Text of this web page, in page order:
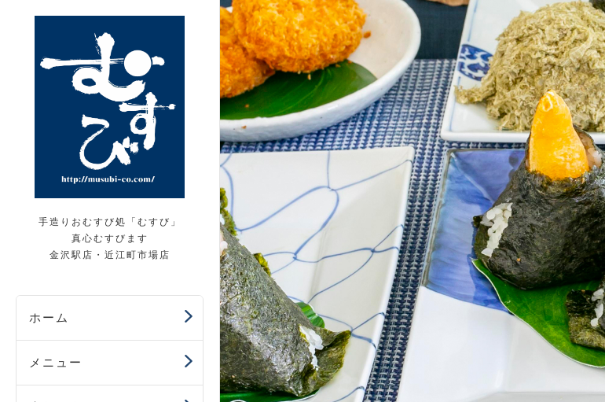
手造りおむすび処「むすび」
真心むすびます
金沢駅店・近江町市場店
ホーム
メニュー